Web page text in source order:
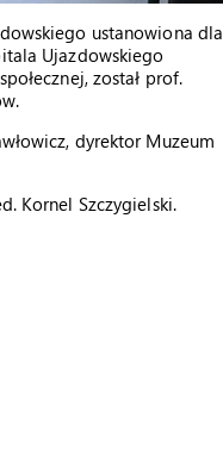
ustanowiona dla
Ujazdowskiego
został prof.
dyrektor Muzeum
Kornel Szczygielski.